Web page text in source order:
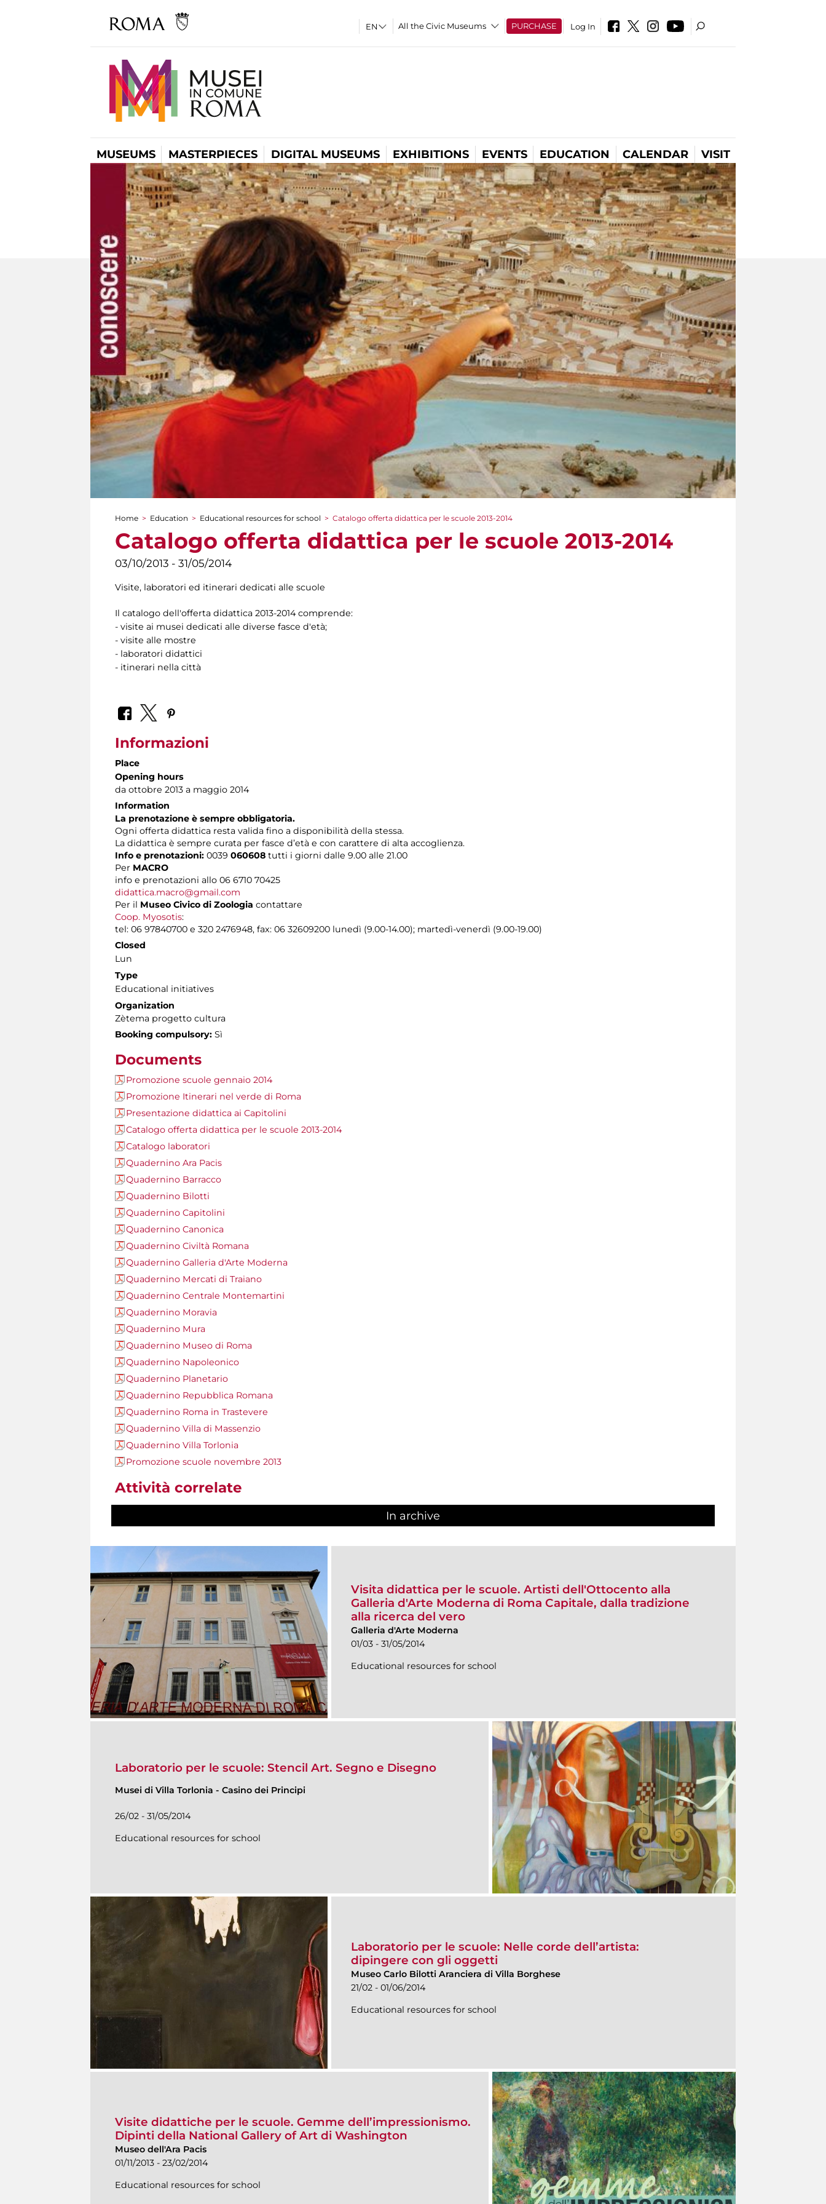
All the Civic Museums PURCHASE Log In
MUSEUMS MASTERPIECES DIGITAL MUSEUMS EXHIBITIONS EVENTS EDUCATION CALENDAR VISIT
You are here
Home > Education > Educational resources for school > Catalogo offerta didattica per le scuole 2013-2014
Catalogo offerta didattica per le scuole 2013-2014
03/10/2013 - 31/05/2014
Visite, laboratori ed itinerari dedicati alle scuole
Il catalogo dell'offerta didattica 2013-2014 comprende:
- visite ai musei dedicati alle diverse fasce d'età;
- visite alle mostre
- laboratori didattici
- itinerari nella città
Informazioni
Place
Opening hours
da ottobre 2013 a maggio 2014
Information
La prenotazione è sempre obbligatoria.
Ogni offerta didattica resta valida fino a disponibilità della stessa.
La didattica è sempre curata per fasce d’età e con carattere di alta accoglienza.
Info e prenotazioni: 0039 060608 tutti i giorni dalle 9.00 alle 21.00
Per MACRO
info e prenotazioni allo 06 6710 70425
didattica.macro@gmail.com
Per il Museo Civico di Zoologia contattare
Coop. Myosotis:
tel: 06 97840700 e 320 2476948, fax: 06 32609200 lunedì (9.00-14.00); martedì-venerdì (9.00-19.00)
Closed
Lun
Type
Educational initiatives
Organization
Zètema progetto cultura
Booking compulsory: Sì
Documents
Promozione scuole gennaio 2014
Promozione Itinerari nel verde di Roma
Presentazione didattica ai Capitolini
Catalogo offerta didattica per le scuole 2013-2014
Catalogo laboratori
Quadernino Ara Pacis
Quadernino Barracco
Quadernino Bilotti
Quadernino Capitolini
Quadernino Canonica
Quadernino Civiltà Romana
Quadernino Galleria d'Arte Moderna
Quadernino Mercati di Traiano
Quadernino Centrale Montemartini
Quadernino Moravia
Quadernino Mura
Quadernino Museo di Roma
Quadernino Napoleonico
Quadernino Planetario
Quadernino Repubblica Romana
Quadernino Roma in Trastevere
Quadernino Villa di Massenzio
Quadernino Villa Torlonia
Promozione scuole novembre 2013
Attività correlate
In archive
Visita didattica per le scuole. Artisti dell'Ottocento alla
Galleria d'Arte Moderna di Roma Capitale, dalla tradizione
alla ricerca del vero
Galleria d'Arte Moderna
01/03 - 31/05/2014
Educational resources for school
Laboratorio per le scuole: Stencil Art. Segno e Disegno
Musei di Villa Torlonia - Casino dei Principi
26/02 - 31/05/2014
Educational resources for school
Laboratorio per le scuole: Nelle corde dell’artista:
dipingere con gli oggetti
Museo Carlo Bilotti Aranciera di Villa Borghese
21/02 - 01/06/2014
Educational resources for school
Visite didattiche per le scuole. Gemme dell’impressionismo.
Dipinti della National Gallery of Art di Washington
Museo dell'Ara Pacis
01/11/2013 - 23/02/2014
Educational resources for school